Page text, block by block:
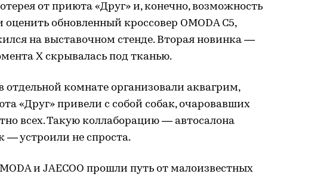
от приюта «Друг» и, конечно, возможность
обновленный кроссовер OMODA C5,
на выставочном стенде. Вторая новинка —
X скрывалась под тканью.
комнате организовали аквагрим,
«Друг» привели с собой собак, очаровавших
всех. Такую коллаборацию — автосалона
— устроили не спроста.
и JAECOO прошли путь от малоизвестных